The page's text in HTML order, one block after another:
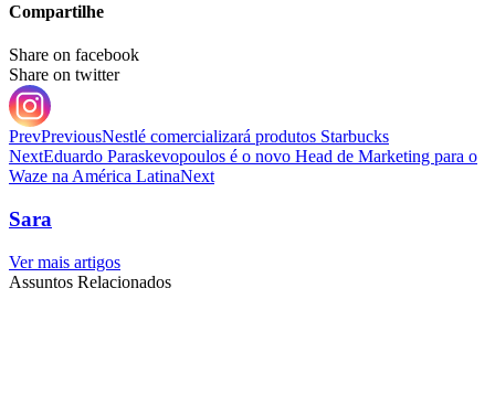
Compartilhe
Share on facebook
Share on twitter
PrevPreviousNestlé comercializará produtos Starbucks
NextEduardo Paraskevopoulos é o novo Head de Marketing para o
Waze na América LatinaNext
Sara
Ver mais artigos
Assuntos Relacionados